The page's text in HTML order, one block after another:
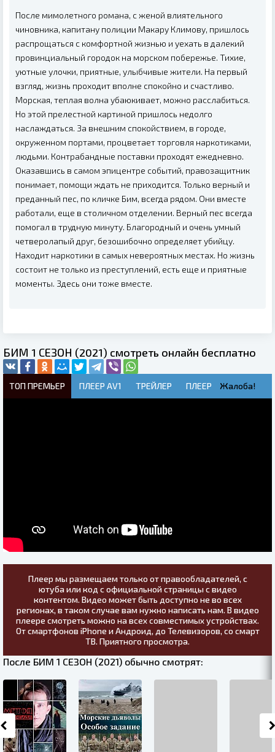
После мимолетного романа, с женой влиятельного
чиновника, капитану полиции Макару Климову, пришлось
распрощаться с комфортной жизнью и уехать в далекий
провинциальный городок на морском побережье. Тихие,
уютные улочки, приятные, улыбчивые жители. На первый
взгляд, жизнь проходит вполне спокойно и счастливо.
Морская, теплая волна убаюкивает, можно расслабиться.
Но этой прелестной картиной пришлось недолго
наслаждаться. За внешним спокойствием, в городе,
окруженном портами, процветает торговля наркотиками,
людьми. Контрабандные поставки проходят ежедневно.
Оказавшись в самом эпицентре событий, правозащитник
понимает, помощи ждать не приходится. Только верный и
преданный пес, по кличке Бим, всегда рядом. Они вместе
работали, еще в столичном отделении. Верный пес всегда
помогал в трудную минуту. Благородный и очень умный
четверолапый друг, безошибочно определяет убийцу.
Находит наркотики в самых невероятных местах. Но жизнь
состоит не только из преступлений, есть еще и приятные
моменты. Здесь они тоже вместе.
БИМ 1 СЕЗОН (2021) смотреть онлайн бесплатно
ТОП ПРЕМЬЕР ПЛЕЕР AV1 ТРЕЙЛЕР ПЛЕЕР Жалоба!
Плеер мы размещаем только от правообладателей, с
ютуба или код с официальной страницы с видео
контентом. Видео может быть доступно не во всех
регионах, в таком случае вам нужно написать нам. В видео
плеере смотреть можно на всех совместимых устройствах.
От смартфонов iPhone и Андроид, до Телевизоров, со смарт
ТВ. Приятного просмотра.
После БИМ 1 СЕЗОН (2021) обычно смотрят: